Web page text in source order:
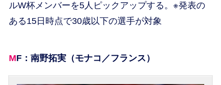
ルW杯メンバーを5人ピックアップする。※発表の
ある15日時点で30歳以下の選手が対象
MF：南野拓実（モナコ／フランス）